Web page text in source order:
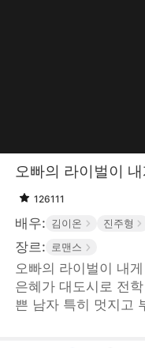
오빠의 라이벌이
126111
배우: 김이온 진주형
장르: 로맨스
오빠의 라이벌이 내
은혜가 대도시로 전학 왔고 오빠 차인준은
쁜 남자 특히 멋지고